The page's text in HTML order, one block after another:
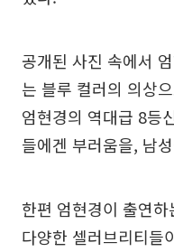
공개된 사진 속에서
는 블루 컬러의 의상
엄현경의 역대급 8등
들에겐 부러움을, 남
한편 엄현경이 출연
다양한 셀러브리티들